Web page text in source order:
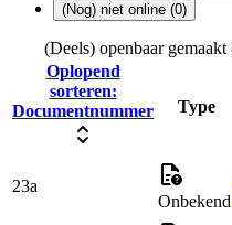
(Nog) niet online (0)
(Deels) openbaar gemaakt
Oplopend
sorteren:
Documentnummer
Type
23a
Onbekend